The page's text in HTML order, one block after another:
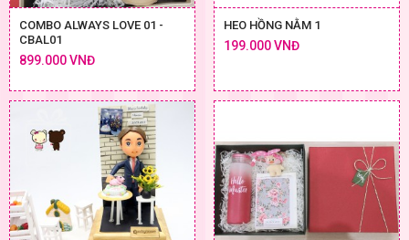
COMBO ALWAYS LOVE 01 -
CBAL01
899.000 VNĐ
HEO HỒNG NẰM 1
199.000 VNĐ